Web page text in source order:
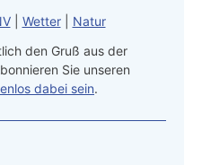
| Wetter| Natur
den Gruß aus der
Sie unseren
dabei sein.